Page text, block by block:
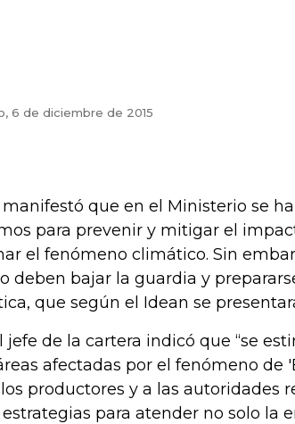
6 de diciembre de 2015
que en el Ministerio se
para prevenir y mitigar el
el fenómeno climático. Sin
deben bajar la guardia y
que según el Idean se
jefe de la cartera indicó que “se
afectadas por el fenómeno de
productores y a las autoridades
para atender no solo la